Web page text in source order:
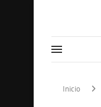
Inicio